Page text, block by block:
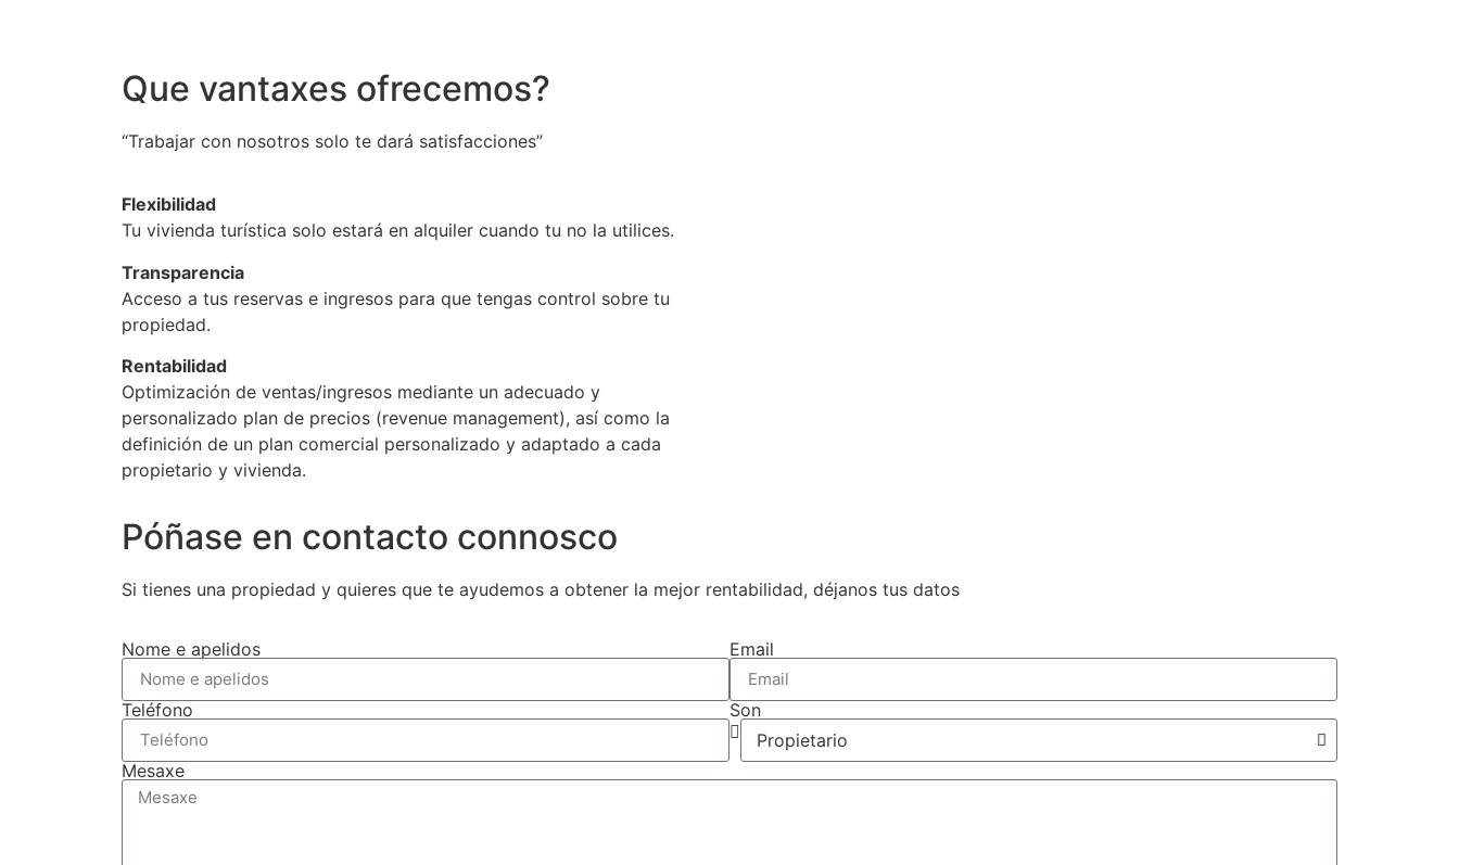
Que vantaxes ofrecemos?
“Trabajar con nosotros solo te dará satisfacciones”
Flexibilidad
Tu vivienda turística solo estará en alquiler cuando tu no la utilices.
Transparencia
Acceso a tus reservas e ingresos para que tengas control sobre tu
propiedad.
Rentabilidad
Optimización de ventas/ingresos mediante un adecuado y
personalizado plan de precios (revenue management), así como la
definición de un plan comercial personalizado y adaptado a cada
propietario y vivienda.
Póñase en contacto connosco
Si tienes una propiedad y quieres que te ayudemos a obtener la mejor rentabilidad, déjanos tus datos
Nome e apelidos Email
Teléfono Son
Mesaxe